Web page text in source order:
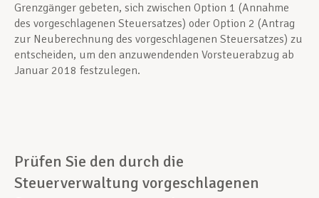
Grenzgänger gebeten, sich zwischen Option 1 (Annahme
des vorgeschlagenen Steuersatzes) oder Option 2 (Antrag
zur Neuberechnung des vorgeschlagenen Steuersatzes) zu
entscheiden, um den anzuwendenden Vorsteuerabzug ab
Januar 2018 festzulegen.
Prüfen Sie den durch die
Steuerverwaltung vorgeschlagenen